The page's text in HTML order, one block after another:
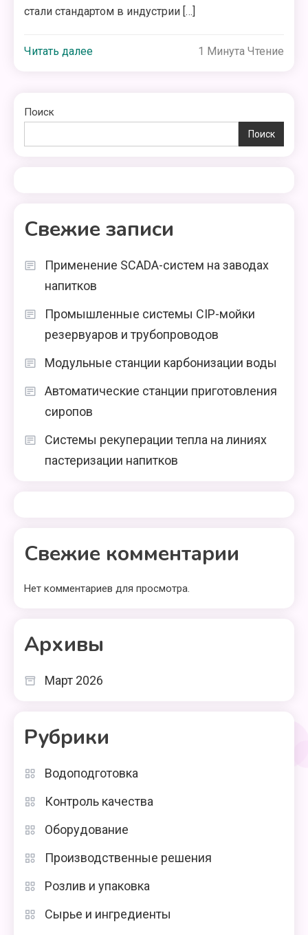
стали стандартом в индустрии […]
Читать далее 1 Минута Чтение
Поиск
Поиск
Свежие записи
Применение SCADA-систем на заводах
напитков
Промышленные системы CIP-мойки
резервуаров и трубопроводов
Модульные станции карбонизации воды
Автоматические станции приготовления
сиропов
Системы рекуперации тепла на линиях
пастеризации напитков
Свежие комментарии
Нет комментариев для просмотра.
Архивы
Март 2026
Рубрики
Водоподготовка
Контроль качества
Оборудование
Производственные решения
Розлив и упаковка
Сырье и ингредиенты